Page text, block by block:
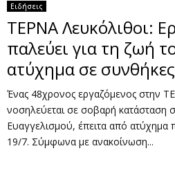
Ειδήσεις
ΤΕΡΝΑ Λευκόλιθοι:
παλεύει για τη ζωή
ατύχημα σε
Ένας 48χρονος εργαζόμενος στην
νοσηλεύεται σε σοβαρή κατάσταση
Ευαγγελισμού, έπειτα από
19/7. Σύμφωνα με ανακοίνωση...